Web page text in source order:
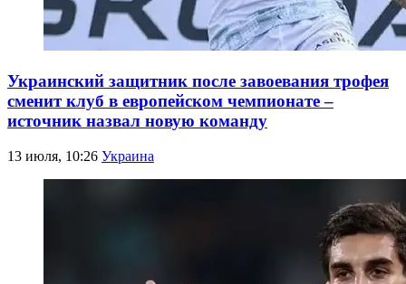
Украинский защитник после завоевания трофея
сменит клуб в европейском чемпионате –
источник назвал новую команду
13 июля, 10:26 Украина